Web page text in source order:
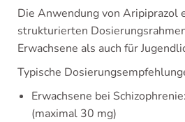
Die Anwendung von Aripiprazol
strukturierten
Erwachsene als auch für
Typische
Erwachsene bei
(maximal 30 mg)